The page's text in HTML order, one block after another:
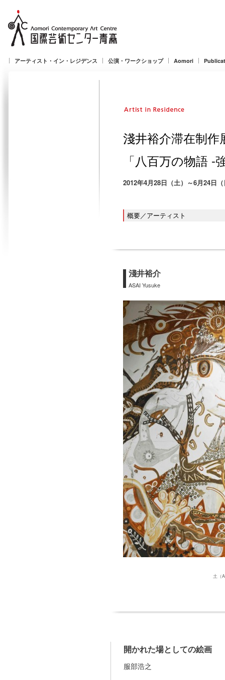
アーティスト・イン・レジデンス 公演・ワークショップ Aomori
淺井裕介滞在制作
「八百万の物語
2012年4月28日（土）～6月24日
概要／アーティスト
淺井裕介
ASAI Yusuke
土（
開かれた場としての絵画
服部浩之